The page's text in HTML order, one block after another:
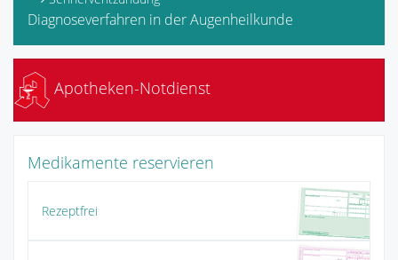
Diagnoseverfahren in der Augenheilkunde
Apotheken-Notdienst
Medikamente reservieren
Rezeptfrei